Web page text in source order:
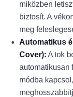
miközben
biztosít. A
meg
Automatikus
Cover): A tok
automatikusan
módba